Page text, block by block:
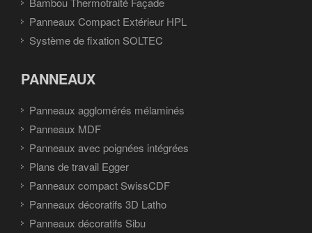
Panneaux Compact Extérieur HPL
Système de fixation SOLTEC
PANNEAUX
Panneaux agglomérés mélaminés
Panneaux MDF
Panneaux avec poignées intégrées
Plans de travail Egger
Panneaux compact SwissCDF
Panneaux décoratifs 3D Latho
Panneaux décoratifs Sibu